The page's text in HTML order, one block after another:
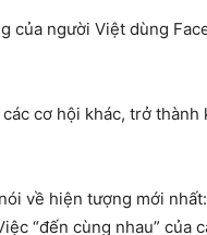
của người Việt dùng
cơ hội khác, trở
về hiện tượng mới
“đến cùng nhau”